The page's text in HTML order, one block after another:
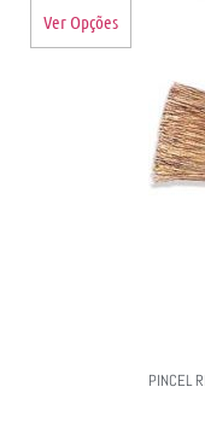
Ver Opções
PINCEL